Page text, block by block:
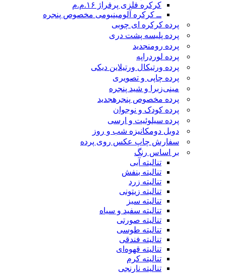
کرکره فلزی پرفراژ ۱۶.م.م
ــ کرکره آلومینیومی مخصوص پنجره
پرده کرکره ای چوبی
پرده پلیسه پشت دری
پرده رومنجدید
پرده لوردراپه
پرده ورتیکال ورتیلاین دیکی
پرده چاپی و تصویری
مینی‌زبرا و شید پنجره
پرده مخصوص پنجرهجدید
پرده کودک و نوجوان
پرده سیلوئیت و ارسی
دوبل دومکانیزه شب و روز
سفارش چاپ عکس روی پرده
بر اساس رنگ
تنالیته آبی
تنالیته بنفش
تنالیته زرد
تنالیته زیتونی
تنالیته سبز
تنالیته سفید و سیاه
تنالیته صورتی
تنالیته طوسی
تنالیته فندقی
تنالیته قهوه‌ای
تنالیته کرم
تنالیته نارنجی